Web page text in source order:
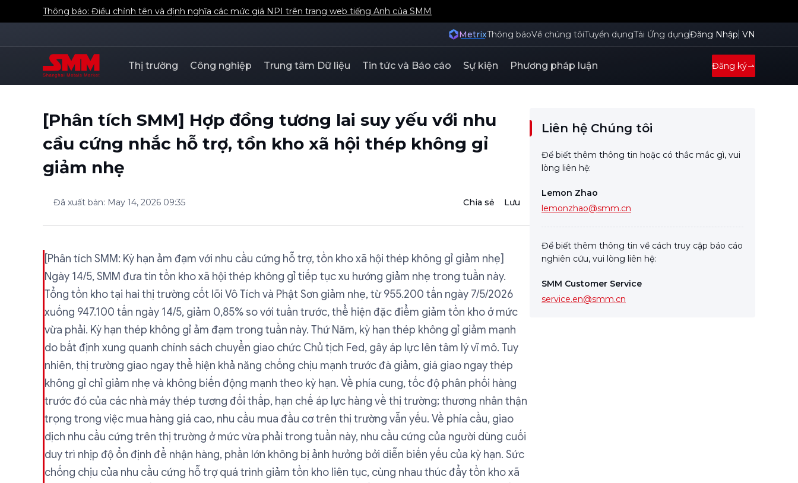
Thông báo: Điều chỉnh tên và định nghĩa các mức giá NPI trên trang web tiếng Anh của SMM
MetrixThông báoVề chúng tôiTuyển dụngTải Ứng dụngĐăng Nhập VN
Thị trường Công nghiệp Trung tâm Dữ liệu Tin tức và Báo cáo Sự kiện Phương pháp luận Đăng ký
[Phân tích SMM] Hợp đồng tương lai suy yếu với nhu
cầu cứng nhắc hỗ trợ, tồn kho xã hội thép không gỉ
giảm nhẹ
Đã xuất bản: May 14, 2026 09:35 Chia sẻ Lưu
[Phân tích SMM: Kỳ hạn ảm đạm với nhu cầu cứng hỗ trợ, tồn kho xã hội thép không gỉ giảm nhẹ]
Ngày 14/5, SMM đưa tin tồn kho xã hội thép không gỉ tiếp tục xu hướng giảm nhẹ trong tuần này.
Tổng tồn kho tại hai thị trường cốt lõi Vô Tích và Phật Sơn giảm nhẹ, từ 955.200 tấn ngày 7/5/2026
xuống 947.100 tấn ngày 14/5, giảm 0,85% so với tuần trước, thể hiện đặc điểm giảm tồn kho ở mức
vừa phải. Kỳ hạn thép không gỉ ảm đạm trong tuần này. Thứ Năm, kỳ hạn thép không gỉ giảm mạnh
do bất định xung quanh chính sách chuyển giao chức Chủ tịch Fed, gây áp lực lên tâm lý vĩ mô. Tuy
nhiên, thị trường giao ngay thể hiện khả năng chống chịu mạnh trước đà giảm, giá giao ngay thép
không gỉ chỉ giảm nhẹ và không biến động mạnh theo kỳ hạn. Về phía cung, tốc độ phân phối hàng
trước đó của các nhà máy thép tương đối thấp, hạn chế áp lực hàng về thị trường; thương nhân thận
trọng trong việc mua hàng giá cao, nhu cầu mua đầu cơ trên thị trường vẫn yếu. Về phía cầu, giao
dịch nhu cầu cứng trên thị trường ở mức vừa phải trong tuần này, nhu cầu cứng của người dùng cuối
duy trì nhịp độ ổn định để nhận hàng, phần lớn không bị ảnh hưởng bởi diễn biến yếu của kỳ hạn. Sức
chống chịu của nhu cầu cứng hỗ trợ quá trình giảm tồn kho liên tục, cùng nhau thúc đẩy tồn kho xã
Liên hệ Chúng tôi
Để biết thêm thông tin hoặc có thắc mắc gì, vui
lòng liên hệ:
Lemon Zhao
lemonzhao@smm.cn
Để biết thêm thông tin về cách truy cập báo cáo
nghiên cứu, vui lòng liên hệ:
SMM Customer Service
service.en@smm.cn